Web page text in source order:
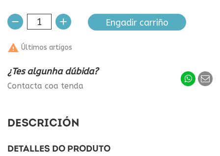
Engadir carriño
 Últimos artigos
¿Tes algunha dúbida?
Contacta coa tenda
DESCRICIÓN
DETALLES DO PRODUTO